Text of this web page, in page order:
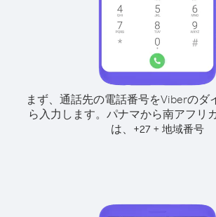
まず、通話先の電話番号をViberのダ
ら入力します。 パナマから南アフリ
は、
+27+ 地域番号